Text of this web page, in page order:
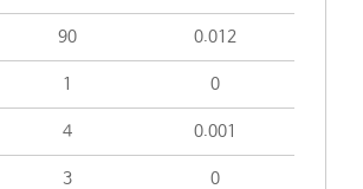
90 0.012
1 0
4 0.001
3 0